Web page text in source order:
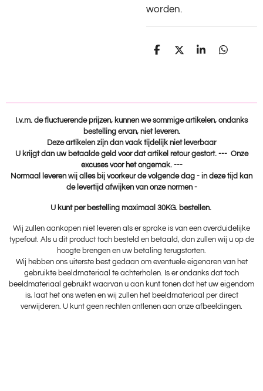
worden.
D
D
S
D
I.v.m. de fluctuerende prijzen, kunnen we sommige artikelen, ondanks
bestelling ervan, niet leveren.
Deze artikelen zijn dan vaak tijdelijk niet leverbaar
U krijgt dan uw betaalde geld voor dat artikel retour gestort. --- Onze
excuses voor het ongemak. ---
Normaal leveren wij alles bij voorkeur de volgende dag - in deze tijd kan
de levertijd afwijken van onze normen -
U kunt per bestelling maximaal 30KG. bestellen.
Wij zullen aankopen niet leveren als er sprake is van een overduidelijke
typefout. Als u dit product toch besteld en betaald, dan zullen wij u op de
hoogte brengen en uw betaling terugstorten.
Wij hebben ons uiterste best gedaan om eventuele eigenaren van het
gebruikte beeldmateriaal te achterhalen. Is er ondanks dat toch
beeldmateriaal gebruikt waarvan u aan kunt tonen dat het uw eigendom
is, laat het ons weten en wij zullen het beeldmateriaal per direct
verwijderen. U kunt geen rechten ontlenen aan onze afbeeldingen.